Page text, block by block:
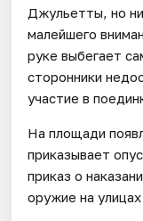
Джульетты, но
малейшего
руке выбегает
сторонники
участие в
На площади
приказывает
приказ о
оружие на